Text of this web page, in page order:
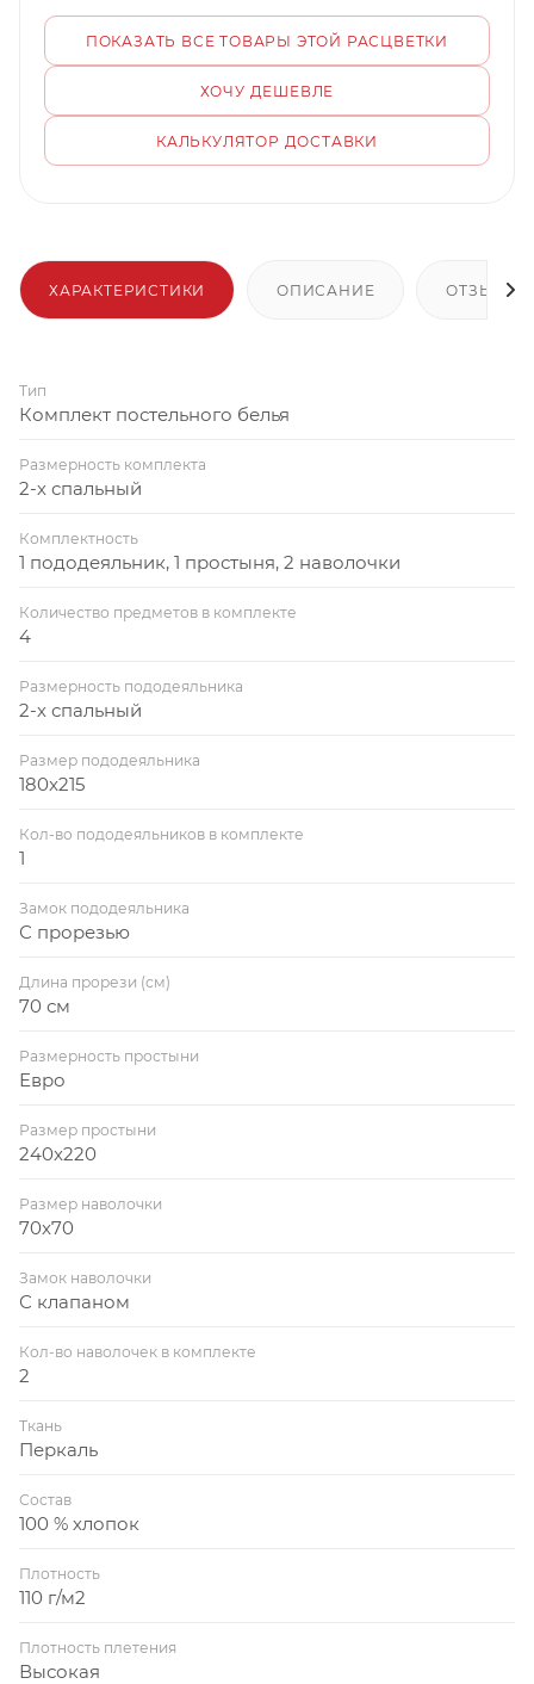
ПОКАЗАТЬ ВСЕ ТОВАРЫ ЭТОЙ РАСЦВЕТКИ
ХОЧУ ДЕШЕВЛЕ
КАЛЬКУЛЯТОР ДОСТАВКИ
ХАРАКТЕРИСТИКИ ОПИСАНИЕ ОТЗЫВЫ
Тип
Комплект постельного белья
Размерность комплекта
2-х спальный
Комплектность
1 пододеяльник, 1 простыня, 2 наволочки
Количество предметов в комплекте
4
Размерность пододеяльника
2-х спальный
Размер пододеяльника
180x215
Кол-во пододеяльников в комплекте
1
Замок пододеяльника
С прорезью
Длина прорези (см)
70 см
Размерность простыни
Евро
Размер простыни
240x220
Размер наволочки
70x70
Замок наволочки
С клапаном
Кол-во наволочек в комплекте
2
Ткань
Перкаль
Состав
100 % хлопок
Плотность
110 г/м2
Плотность плетения
Высокая